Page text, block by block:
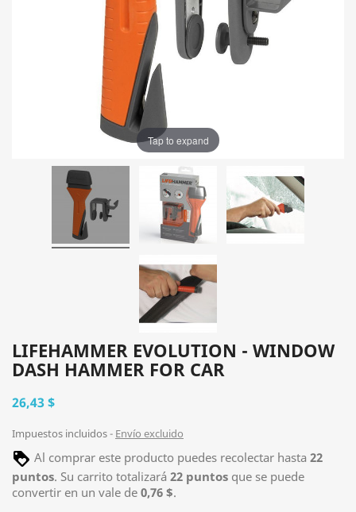
Tap to expand
LIFEHAMMER EVOLUTION - WINDOW
DASH HAMMER FOR CAR
26,43 $
Impuestos incluidos Envío excluido
Al comprar este producto puedes recolectar hasta 22
puntos. Su carrito totalizará 22 puntos que se puede
convertir en un vale de 0,76 $.